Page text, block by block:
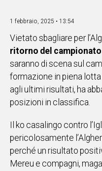
CAMPIDANO
ALTRE
NOTIZIE
POLITICA
IN
ITALIA
NEL
SPORT
EVENTI
STORIE
1 febbraio, 2025 • 13:54
Vietato sbagliare per
ritorno del
saranno di scena sul
formazione in piena
agli ultimi risultati, ha
posizioni in classifica.
Il ko casalingo contro
pericolosamente
perché un risultato
Mereu e compagni,